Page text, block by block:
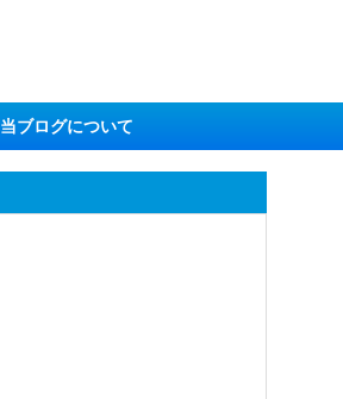
当ブログについて